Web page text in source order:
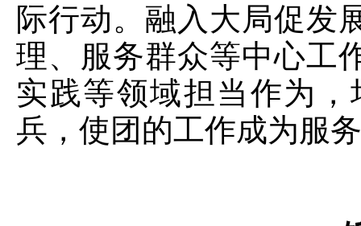
际行动。融入大局促发
理、服务群众等中心工
实践等领域担当作为
兵，使团的工作成为服